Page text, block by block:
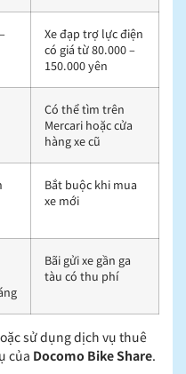
Xe đạp trợ lực điện
có giá từ 80.000 –
150.000 yên
Có thể tìm trên
Mercari hoặc cửa
hàng xe cũ
Bắt buộc khi mua
xe mới
Bãi gửi xe gần ga
tàu có thu phí
sử dụng dịch vụ thuê
của Docomo Bike Share.